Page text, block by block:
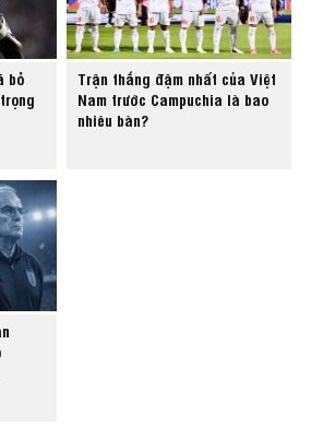
bỏ
Trận thắng đậm nhất của Việt
Nam trước Campuchia là bao
nhiêu bàn?